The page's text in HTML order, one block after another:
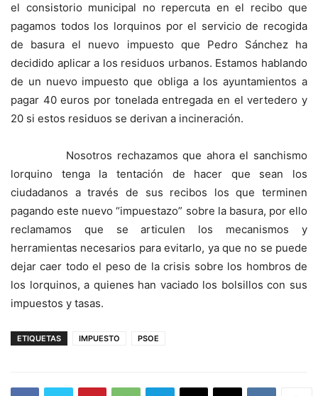
el consistorio municipal no repercuta en el recibo que
pagamos todos los lorquinos por el servicio de recogida
de basura el nuevo impuesto que Pedro Sánchez ha
decidido aplicar a los residuos urbanos. Estamos hablando
de un nuevo impuesto que obliga a los ayuntamientos a
pagar 40 euros por tonelada entregada en el vertedero y
20 si estos residuos se derivan a incineración.
Nosotros rechazamos que ahora el sanchismo
lorquino tenga la tentación de hacer que sean los
ciudadanos a través de sus recibos los que terminen
pagando este nuevo “impuestazo” sobre la basura, por ello
reclamamos que se articulen los mecanismos y
herramientas necesarios para evitarlo, ya que no se puede
dejar caer todo el peso de la crisis sobre los hombros de
los lorquinos, a quienes han vaciado los bolsillos con sus
impuestos y tasas.
ETIQUETAS IMPUESTO PSOE